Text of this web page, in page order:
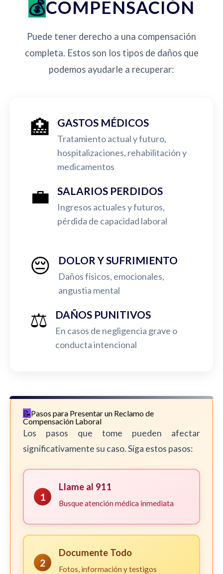
COMPENSACIÓN
Puede tener derecho a una compensación
completa. Estos son los tipos de daños que
podemos ayudarle a recuperar:
🏥 GASTOS MÉDICOS
Tratamiento actual y futuro,
hospitalizaciones, rehabilitación y
medicamentos
💼 SALARIOS PERDIDOS
Ingresos actuales y futuros,
pérdida de capacidad laboral
😔 DOLOR Y SUFRIMIENTO
Daños físicos, emocionales,
angustia mental
⚖️ DAÑOS PUNITIVOS
En casos de negligencia grave o
conducta intencional
Pasos para Presentar un Reclamo de
Compensación Laboral
Los pasos que tome pueden afectar
significativamente su caso. Siga estos pasos:
1
Llame al 911
Busque atención médica inmediata
2
Documente Todo
Fotos, información y testigos